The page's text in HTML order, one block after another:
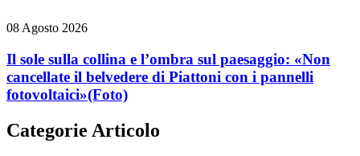
08 Agosto 2026
Il sole sulla collina e l’ombra sul paesaggio: «Non
cancellate il belvedere di Piattoni con i pannelli
fotovoltaici»(Foto)
Categorie Articolo